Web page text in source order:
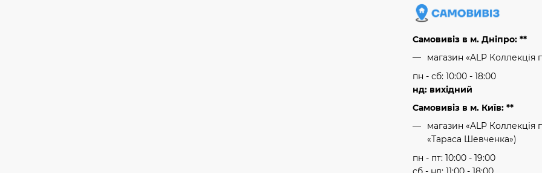
Самовивіз в м. Дніпро: **
магазин «ALP
пн - сб: 10:00 - 18:00
нд: вихідний
Самовивіз в м. Київ: **
магазин «ALP Коллекція
«Тараса Шевченка»)
пн - пт: 10:00 - 19:00